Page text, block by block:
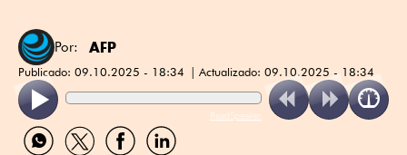
Por: AFP
Publicado: 09.10.2025 - 18:34 Actualizado: 09.10.2025 - 18:34
ReadSpeaker
Compartir
por
Compartir
por
Compartir
por
Compartir
por